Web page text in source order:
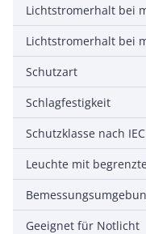
Schutzart
Schlagfestigkeit
Geeignet für Notlicht